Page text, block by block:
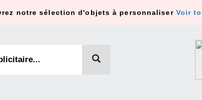
notre sélection d'objets à personnaliser Voir